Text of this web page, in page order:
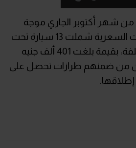
شهر أكتوبر الجاري موجة
جديدة من التخفيضات السعرية شملت 13 سيارة تحت
7 علامات تجارية مختلفة، بقيمة بلغت 401 ألف جنيه
من ضمنهم طرازات تحصل على